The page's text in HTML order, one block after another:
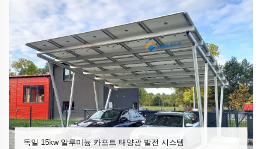
독일 15kw 알루미늄 카포트 태양광 발전 시스템